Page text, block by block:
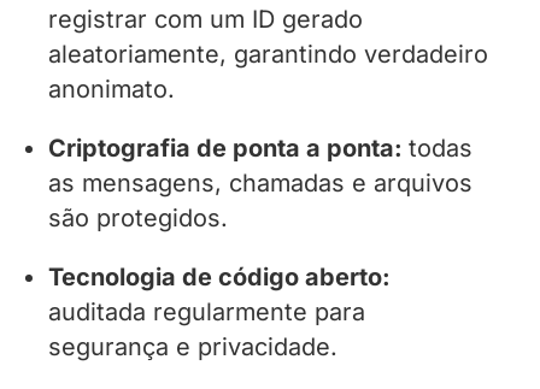
registrar com um ID gerado
aleatoriamente, garantindo verdadeiro
anonimato.
Criptografia de ponta a ponta: todas
as mensagens, chamadas e arquivos
são protegidos.
Tecnologia de código aberto:
auditada regularmente para
segurança e privacidade.